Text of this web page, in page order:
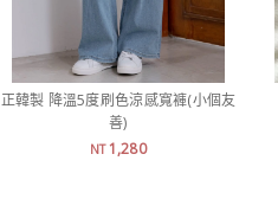
正韓製 降溫5度刷色涼感寬褲(小個友
善)
NT1,280